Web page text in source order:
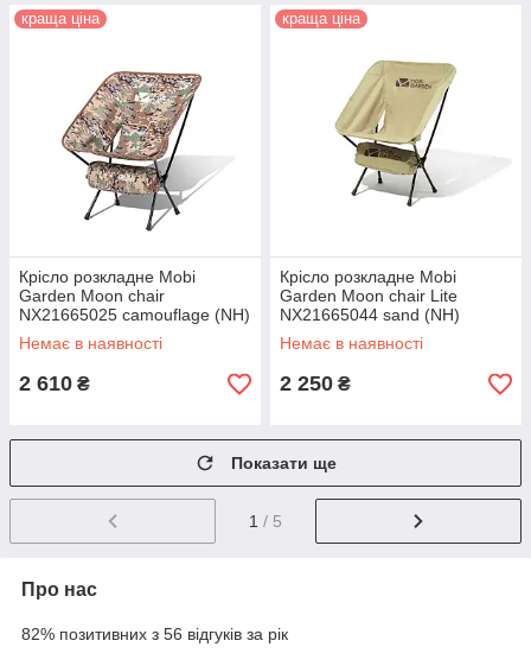
краща ціна
Крісло розкладне Mobi
Garden Moon chair
NX21665025 camouflage (NH)
Немає в наявності
2 610 ₴
краща ціна
Крісло розкладне Mobi
Garden Moon chair Lite
NX21665044 sand (NH)
Немає в наявності
2 250 ₴
Показати ще
1 / 5
Про нас
82% позитивних з 56 відгуків за рік